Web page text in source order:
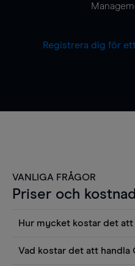
Registrera dig för
VANLIGA FRÅGOR
Priser och
Hur mycket kostar det
Vad kostar det att handla